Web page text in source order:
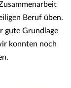
Beruf üben.
gute Grundlage
konnten noch